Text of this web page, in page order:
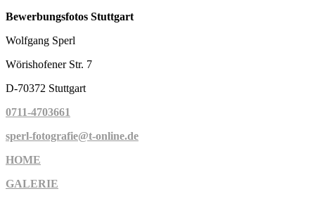
Bewerbungsfotos Stuttgart
Wolfgang Sperl
Wörishofener Str. 7
D-70372 Stuttgart
0711-4703661
sperl-fotografie@t-online.de
HOME
GALERIE